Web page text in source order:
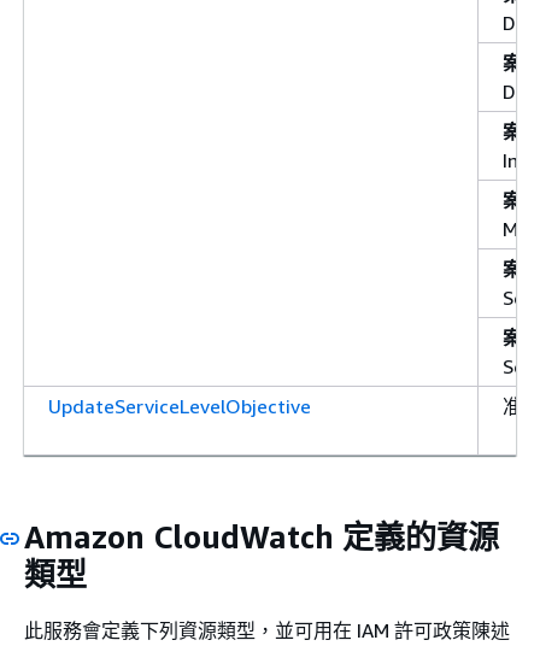
案
案
案
案
案
UpdateServiceLevelObjective
准
Amazon CloudWatch 定義的資源
類型
此服務會定義下列資源類型，並可用在 IAM 許可政策陳述